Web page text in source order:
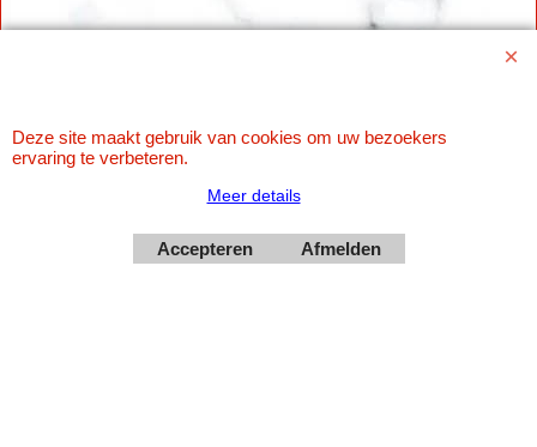
Deze site maakt gebruik van cookies om uw bezoekers
ervaring te verbeteren.
Meer details
Accepteren Afmelden